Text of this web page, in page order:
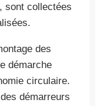
sont collectées
des
démarche
circulaire.
démarreurs